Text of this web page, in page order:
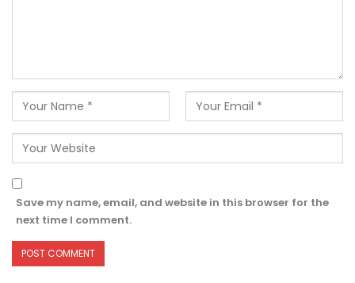
Save my name, email, and website in this browser for the
next time I comment.